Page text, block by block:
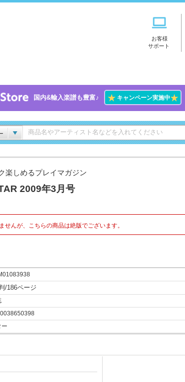
お客様
サポート
国内&輸入楽譜も豊富♪ ★キャンペーン実施中★
楽しめるプレイマガジン
2009年3月号
せんが、こちらの商品は絶版でございます。
/186ページ
ー